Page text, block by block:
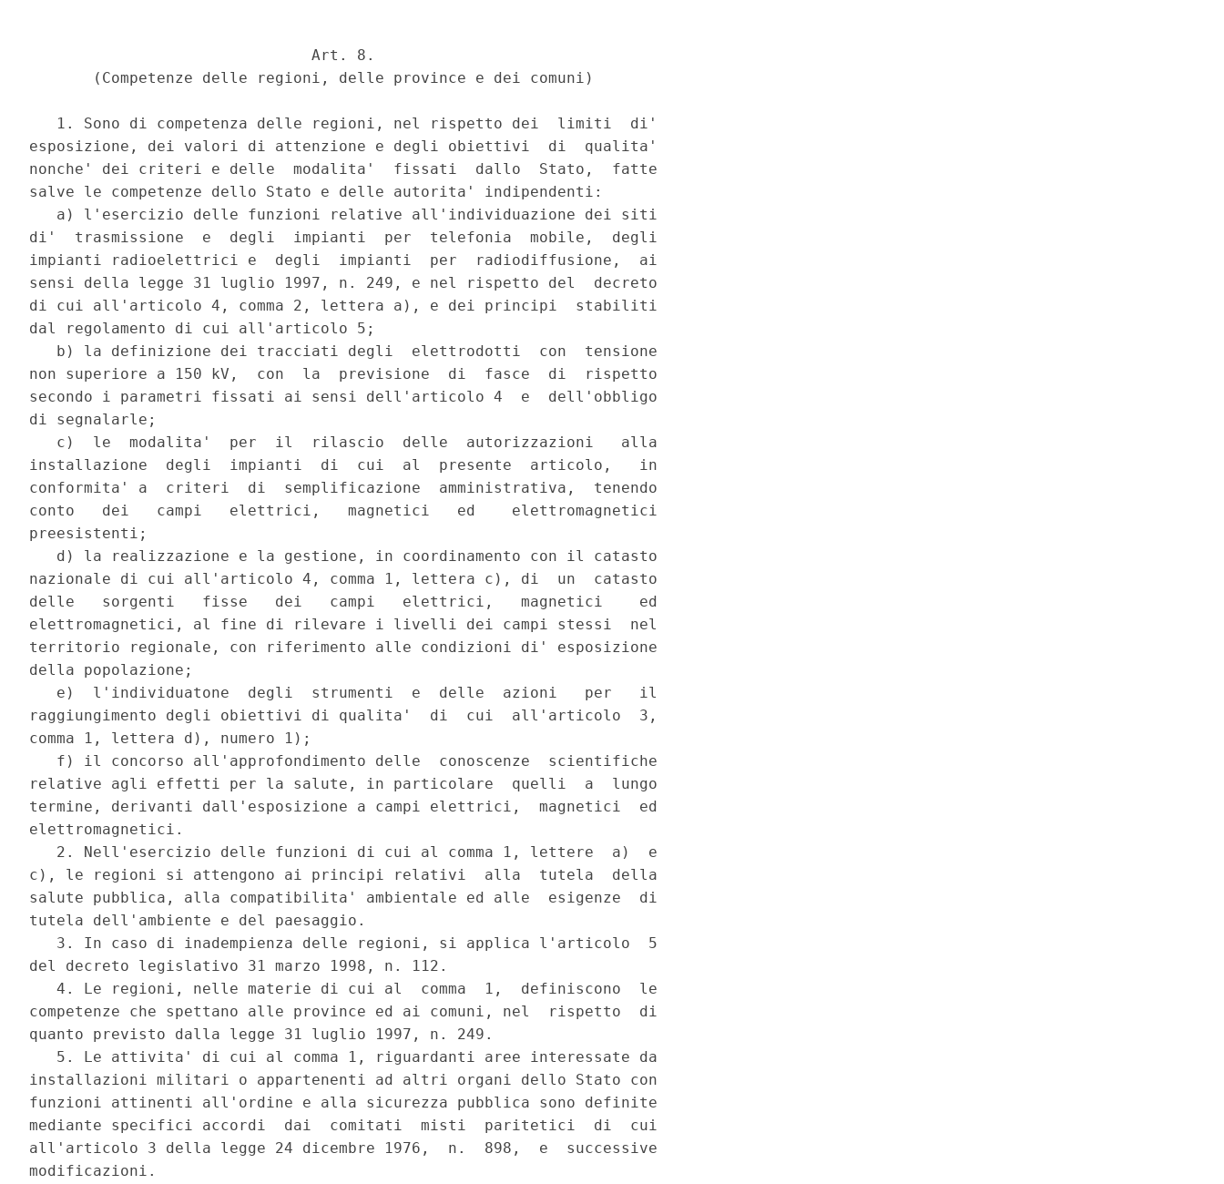
                               Art. 8.
       (Competenze delle regioni, delle province e dei comuni)
   1. Sono di competenza delle regioni, nel rispetto dei  limiti  di'
esposizione, dei valori di attenzione e degli obiettivi  di  qualita'
nonche' dei criteri e delle  modalita'  fissati  dallo  Stato,  fatte
salve le competenze dello Stato e delle autorita' indipendenti:
   a) l'esercizio delle funzioni relative all'individuazione dei siti
di'  trasmissione  e  degli  impianti  per  telefonia  mobile,  degli
impianti radioelettrici e  degli  impianti  per  radiodiffusione,  ai
sensi della legge 31 luglio 1997, n. 249, e nel rispetto del  decreto
di cui all'articolo 4, comma 2, lettera a), e dei principi  stabiliti
dal regolamento di cui all'articolo 5;
   b) la definizione dei tracciati degli  elettrodotti  con  tensione
non superiore a 150 kV,  con  la  previsione  di  fasce  di  rispetto
secondo i parametri fissati ai sensi dell'articolo 4  e  dell'obbligo
di segnalarle;
   c)  le  modalita'  per  il  rilascio  delle  autorizzazioni   alla
installazione  degli  impianti  di  cui  al  presente  articolo,   in
conformita' a  criteri  di  semplificazione  amministrativa,  tenendo
conto   dei   campi   elettrici,   magnetici   ed    elettromagnetici
preesistenti;
   d) la realizzazione e la gestione, in coordinamento con il catasto
nazionale di cui all'articolo 4, comma 1, lettera c), di  un  catasto
delle   sorgenti   fisse   dei   campi   elettrici,   magnetici    ed
elettromagnetici, al fine di rilevare i livelli dei campi stessi  nel
territorio regionale, con riferimento alle condizioni di' esposizione
della popolazione;
   e)  l'individuatone  degli  strumenti  e  delle  azioni   per   il
raggiungimento degli obiettivi di qualita'  di  cui  all'articolo  3,
comma 1, lettera d), numero 1);
   f) il concorso all'approfondimento delle  conoscenze  scientifiche
relative agli effetti per la salute, in particolare  quelli  a  lungo
termine, derivanti dall'esposizione a campi elettrici,  magnetici  ed
elettromagnetici.
   2. Nell'esercizio delle funzioni di cui al comma 1, lettere  a)  e
c), le regioni si attengono ai principi relativi  alla  tutela  della
salute pubblica, alla compatibilita' ambientale ed alle  esigenze  di
tutela dell'ambiente e del paesaggio.
   3. In caso di inadempienza delle regioni, si applica l'articolo  5
del decreto legislativo 31 marzo 1998, n. 112.
   4. Le regioni, nelle materie di cui al  comma  1,  definiscono  le
competenze che spettano alle province ed ai comuni, nel  rispetto  di
quanto previsto dalla legge 31 luglio 1997, n. 249.
   5. Le attivita' di cui al comma 1, riguardanti aree interessate da
installazioni militari o appartenenti ad altri organi dello Stato con
funzioni attinenti all'ordine e alla sicurezza pubblica sono definite
mediante specifici accordi  dai  comitati  misti  paritetici  di  cui
all'articolo 3 della legge 24 dicembre 1976,  n.  898,  e  successive
modificazioni.